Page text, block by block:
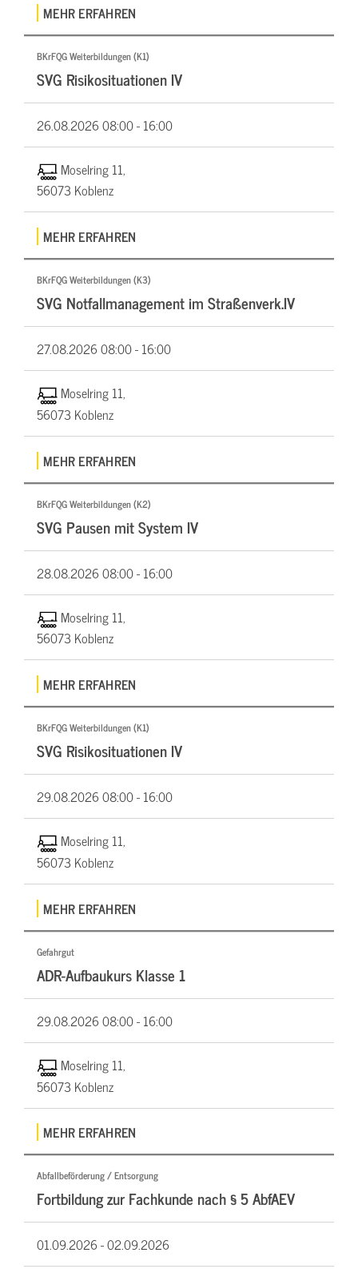
MEHR ERFAHREN
BKrFQG Weiterbildungen (K1)
SVG Risikosituationen IV
26.08.202608:00 - 16:00
Moselring 11,
56073 Koblenz
MEHR ERFAHREN
BKrFQG Weiterbildungen (K3)
SVG Notfallmanagement im Straßenverk.IV
27.08.202608:00 - 16:00
Moselring 11,
56073 Koblenz
MEHR ERFAHREN
BKrFQG Weiterbildungen (K2)
SVG Pausen mit System IV
28.08.202608:00 - 16:00
Moselring 11,
56073 Koblenz
MEHR ERFAHREN
BKrFQG Weiterbildungen (K1)
SVG Risikosituationen IV
29.08.202608:00 - 16:00
Moselring 11,
56073 Koblenz
MEHR ERFAHREN
Gefahrgut
ADR-Aufbaukurs Klasse 1
29.08.202608:00 - 16:00
Moselring 11,
56073 Koblenz
MEHR ERFAHREN
Abfallbeförderung / Entsorgung
Fortbildung zur Fachkunde nach § 5 AbfAEV
01.09.2026 -02.09.2026